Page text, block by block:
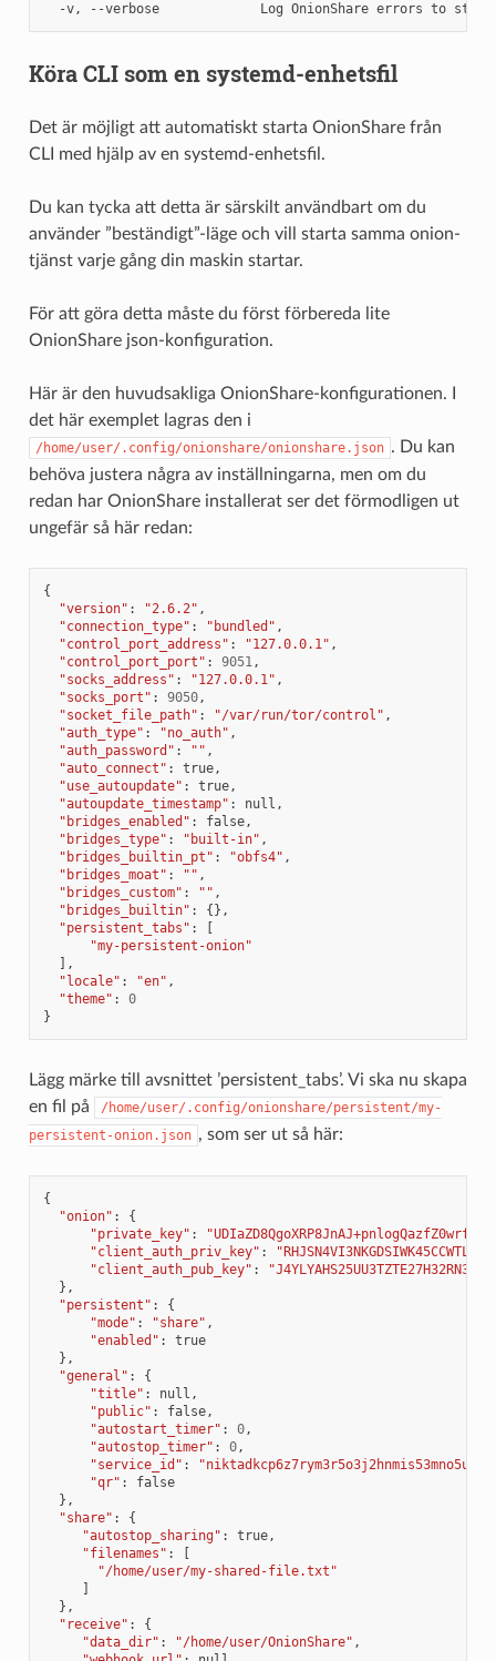
Köra CLI som en systemd-enhetsfil
Det är möjligt att automatiskt starta OnionShare från
CLI med hjälp av en systemd-enhetsfil.
Du kan tycka att detta är särskilt användbart om du
använder ”beständigt”-läge och vill starta samma onion-
tjänst varje gång din maskin startar.
För att göra detta måste du först förbereda lite
OnionShare json-konfiguration.
Här är den huvudsakliga OnionShare-konfigurationen. I
det här exemplet lagras den i
/home/user/.config/onionshare/onionshare.json . Du kan
behöva justera några av inställningarna, men om du
redan har OnionShare installerat ser det förmodligen ut
ungefär så här redan:
{
"version" : "2.6.2" ,
"connection_type" : "bundled" ,
"control_port_address" : "127.0.0.1" ,
"control_port_port" : 9051,
"socks_address" : "127.0.0.1" ,
"socks_port" : 9050,
"socket_file_path" : "/var/run/tor/control" ,
"auth_type" : "no_auth" ,
"auth_password" : "" ,
"auto_connect" : true,
"use_autoupdate" : true,
"autoupdate_timestamp" : null ,
"bridges_enabled" : false,
"bridges_type" : "built-in" ,
"bridges_builtin_pt" : "obfs4" ,
"bridges_moat" : "" ,
"bridges_custom" : "" ,
"bridges_builtin" :
{},
"persistent_tabs" :
[
"my-persistent-onion"
],
"locale" : "en" ,
"theme" :
0
}
Lägg märke till avsnittet ’persistent_tabs’. Vi ska nu skapa
en fil på
/home/user/.config/onionshare/persistent/my-
persistent-onion.json , som ser ut så här:
{
"onion" :
{
"private_key" :
"client_auth_priv_key" :
"client_auth_pub_key" :
},
"persistent" :
{
"mode" : "share" ,
"enabled" :
true
},
"general" :
{
"title" : null ,
"public" : false,
"autostart_timer" : 0,
"autostop_timer" : 0,
"service_id" :
"qr" :
false
},
"share" :
{
"autostop_sharing" : true,
"filenames" :
[
"/home/user/my-shared-file.txt"
]
},
"receive" :
{
"data_dir" : "/home/user/OnionShare" ,